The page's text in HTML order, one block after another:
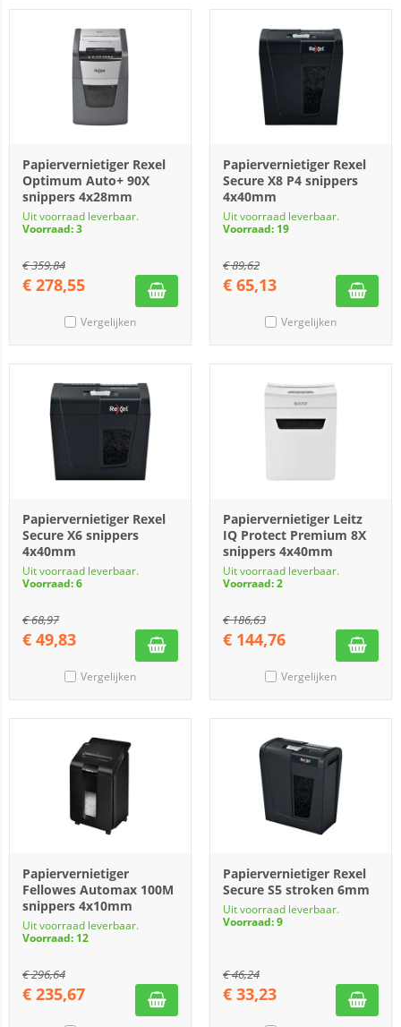
Papiervernietiger Rexel
Optimum Auto+ 90X
snippers 4x28mm
Uit voorraad leverbaar.
Voorraad: 3
€359,84
€ 278,55
Vergelijken
Papiervernietiger Rexel
Secure X8 P4 snippers
4x40mm
Uit voorraad leverbaar.
Voorraad: 19
€89,62
€ 65,13
Vergelijken
Papiervernietiger Rexel
Secure X6 snippers
4x40mm
Uit voorraad leverbaar.
Voorraad: 6
€68,97
€ 49,83
Vergelijken
Papiervernietiger Leitz
IQ Protect Premium 8X
snippers 4x40mm
Uit voorraad leverbaar.
Voorraad: 2
€186,63
€ 144,76
Vergelijken
Papiervernietiger
Fellowes Automax 100M
snippers 4x10mm
Uit voorraad leverbaar.
Voorraad: 12
€296,64
€ 235,67
Papiervernietiger Rexel
Secure S5 stroken 6mm
Uit voorraad leverbaar.
Voorraad: 9
€46,24
€ 33,23